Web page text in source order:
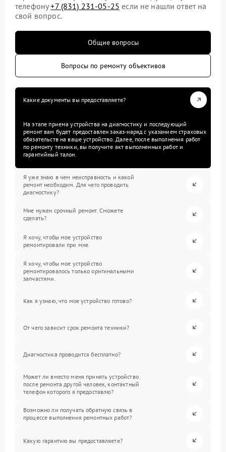
телефону+7 (831) 231-05-25 если не нашли ответ на
свой вопрос.
Общие вопросы
Вопросы по ремонту объективов
Какие документы вы предоставляете?
На этапе приема устройства на диагностику и последующий
ремонт вам будет предоставлен заказ-наряд с указанием страховых
обязательств на ваше устройство. Далее, после выполнения работ
по ремонту техники, вы получите акт выполненных работ и
гарантийный талон.
Я уже знаю в чем неисправность и какой
ремонт необходим. Для чего проводить
диагностику?
Мне нужен срочный ремонт. Сможете
сделать?
Я хочу, чтобы мое устройство
ремонтировали при мне.
Я хочу, чтобы мое устройство
ремонтировалось только оригинальными
запчастями.
Как я узнаю, что мое устройство готово?
От чего зависит срок ремонта техники?
Диагностика проводится бесплатно?
Может ли вместо меня принять устройство
после ремонта другой человек, контактный
телефон которого я предоставлю?
Возможно ли получать обратную связь в
процессе выполнения ремонтных работ?
Какую гарантию вы предоставляете?